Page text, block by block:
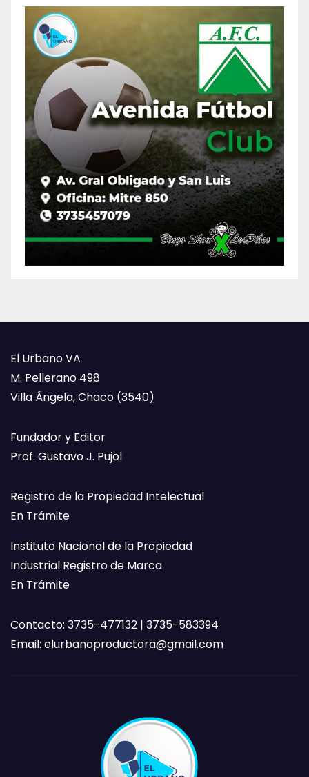
El Urbano VA
M. Pellerano 498
Villa Ángela, Chaco (3540)
Fundador y Editor
Prof. Gustavo J. Pujol
Registro de la Propiedad Intelectual
En Trámite
Instituto Nacional de la Propiedad
Industrial Registro de Marca
En Trámite
Contacto: 3735-477132 | 3735-583394
Email: elurbanoproductora@gmail.com